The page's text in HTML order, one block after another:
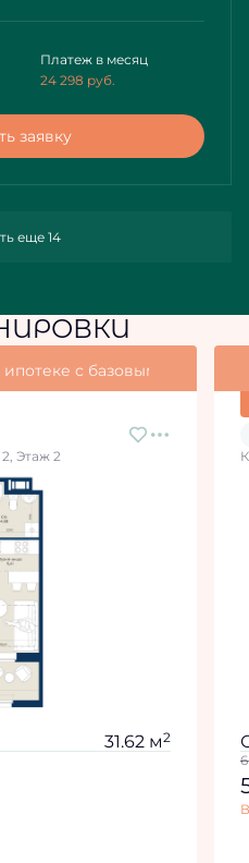
Платеж в месяц
24 298 руб.
заявку
еще 14
ипотеке с базовыми
Этаж 2
31.62 м2